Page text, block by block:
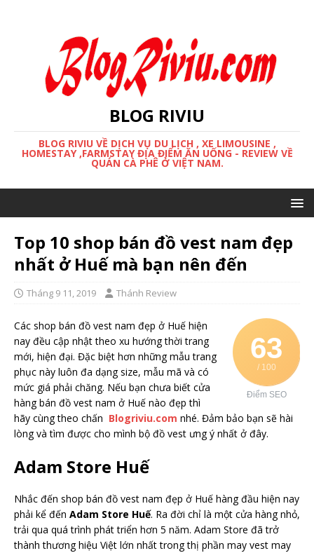
BLOG RIVIU
BLOG RIVIU VỀ DỊCH VỤ DU LỊCH , XE LIMOUSINE ,
HOMESTAY ,FARMSTAY ĐỊA ĐIỂM ĂN UỐNG - REVIEW VỀ
QUÁN CÀ PHÊ Ở VIỆT NAM.
Top 10 shop bán đồ vest nam đẹp
nhất ở Huế mà bạn nên đến
Tháng 9 11, 2019 Thánh Review
63
/ 100
Điểm SEO
Các shop bán đồ vest nam đẹp ở Huế hiện
nay đều cập nhật theo xu hướng thời trang
mới, hiện đại. Đặc biệt hơn những mẫu trang
phục này luôn đa dạng size, mẫu mã và có
mức giá phải chăng. Nếu bạn chưa biết cửa
hàng bán đồ vest nam ở Huế nào đẹp thì
hãy cùng theo chấn Blogriviu.com nhé. Đảm bảo bạn sẽ hài
lòng và tìm được cho mình bộ đồ vest ưng ý nhất ở đây.
Adam Store Huế
Nhắc đến shop bán đồ vest nam đẹp ở Huế hàng đầu hiện nay
phải kể đến Adam Store Huế. Ra đời chỉ là một cửa hàng nhỏ,
trải qua quá trình phát triển hơn 5 năm. Adam Store đã trở
thành thương hiệu Việt lớn nhất trong thị phần may vest may